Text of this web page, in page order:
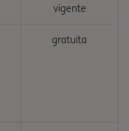
vigente
gratuita